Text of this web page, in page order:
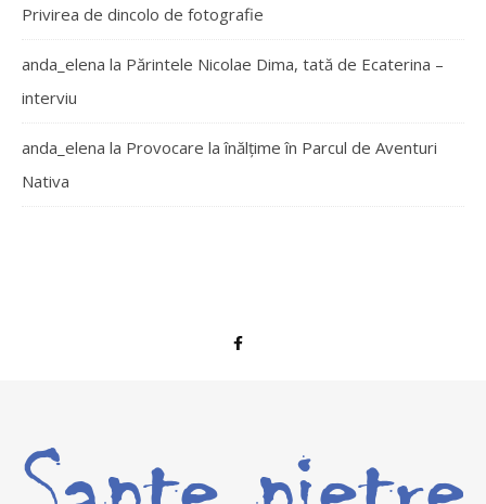
Privirea de dincolo de fotografie
anda_elena la Părintele Nicolae Dima, tată de Ecaterina –
interviu
anda_elena la Provocare la înălțime în Parcul de Aventuri
Nativa